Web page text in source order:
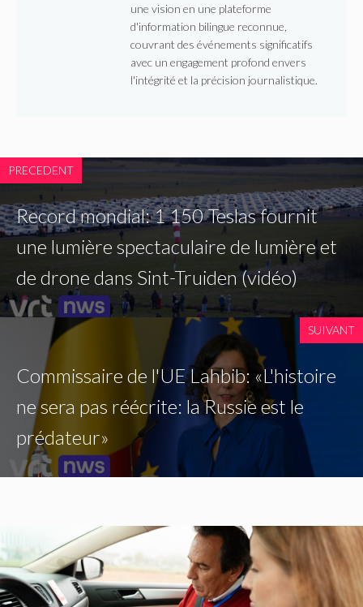
une vision en une plateforme
d'information bilingue reconnue,
couvrant des événements significatifs
avec un engagement profond envers
l'intégrité et la précision journalistique.
PRECEDENT
Record mondial: 1 150 Teslas fournit
une lumière spectaculaire de lumière et
de drone dans Sint-Truiden (vidéo)
SUIVANT
Commissaire de l'UE Lahbib: «L'histoire
ne sera pas réécrite: la Russie est le
prédateur»